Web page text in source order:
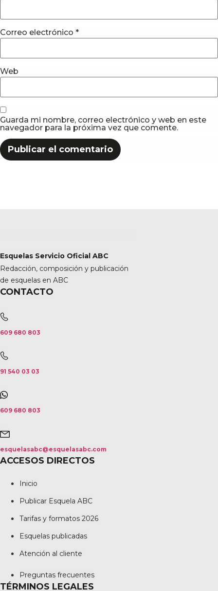
Correo electrónico *
Web
Guarda mi nombre, correo electrónico y web en este
navegador para la próxima vez que comente.
Esquelas Servicio Oficial ABC
Redacción, composición y publicación
de esquelas en ABC
CONTACTO
609 680 803
91 540 03 03
609 680 803
esquelasabc@esquelasabc.com
ACCESOS DIRECTOS
Inicio
Publicar Esquela ABC
Tarifas y formatos 2026
Esquelas publicadas
Atención al cliente
Preguntas frecuentes
TÉRMINOS LEGALES